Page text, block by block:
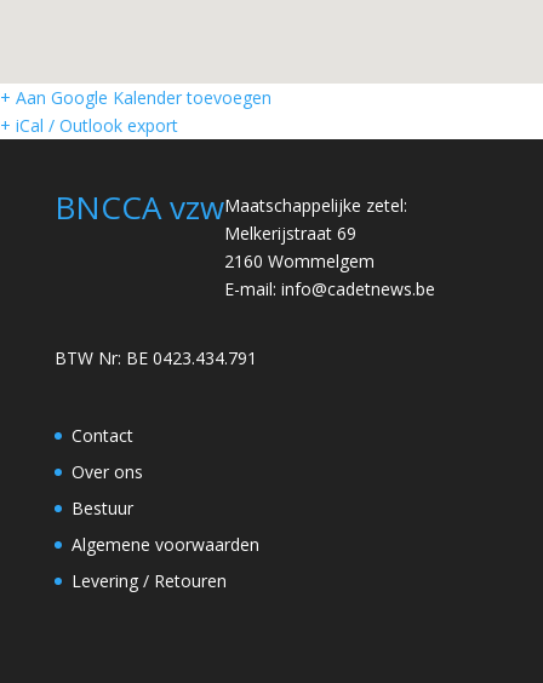
+ Aan Google Kalender toevoegen
+ iCal / Outlook export
BNCCA vzwMaatschappelijke zetel:
Melkerijstraat 69
2160 Wommelgem
E-mail: info@cadetnews.be
BTW Nr: BE 0423.434.791
Contact
Over ons
Bestuur
Algemene voorwaarden
Levering / Retouren